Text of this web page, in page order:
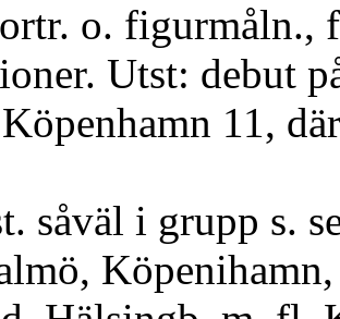
o. figurmåln.,
Utst: debut
11,
såväl i grupp s.